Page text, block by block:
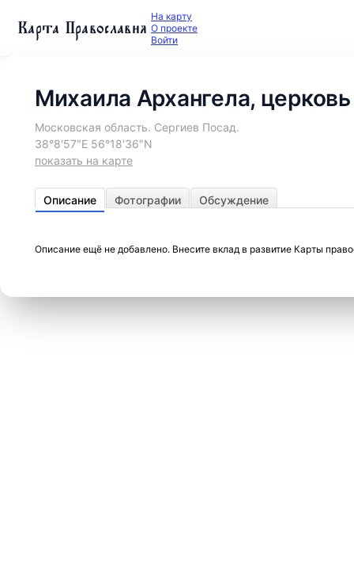
Карта Православия На карту
О проекте
Войти
Михаила Архангела, церковь
Московская область. Сергиев Посад.
38°8′57″E 56°18′36″N
показать на карте
Описание Фотографии Обсуждение
Описание ещё не добавлено. Внесите вклад в развитие Карты